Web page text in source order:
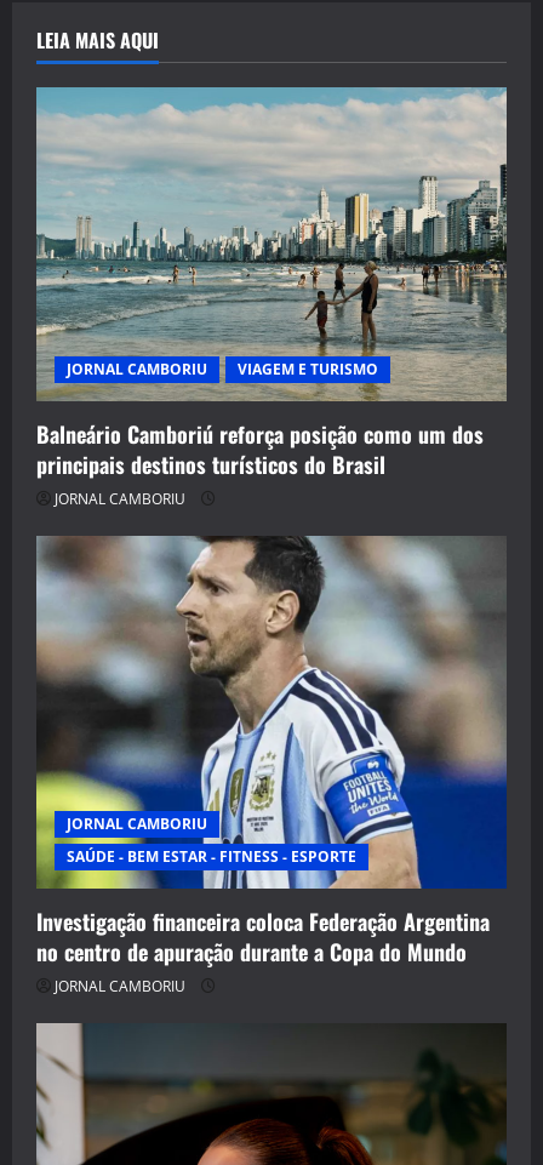
LEIA MAIS AQUI
JORNAL CAMBORIU VIAGEM E TURISMO
Balneário Camboriú reforça posição como um dos
principais destinos turísticos do Brasil
JORNAL CAMBORIU
JORNAL CAMBORIU
SAÚDE - BEM ESTAR - FITNESS - ESPORTE
Investigação financeira coloca Federação Argentina
no centro de apuração durante a Copa do Mundo
JORNAL CAMBORIU